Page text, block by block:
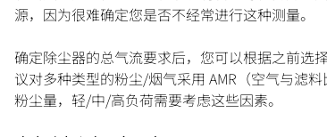
源，因为很难确定您是否不经常进行这种测量。
确定除尘器的总气流要求后，您可以根据之前选
议对多种类型的粉尘/烟气采用 AMR（空气与滤
粉尘量，轻/中/高负荷需要考虑这些因素。